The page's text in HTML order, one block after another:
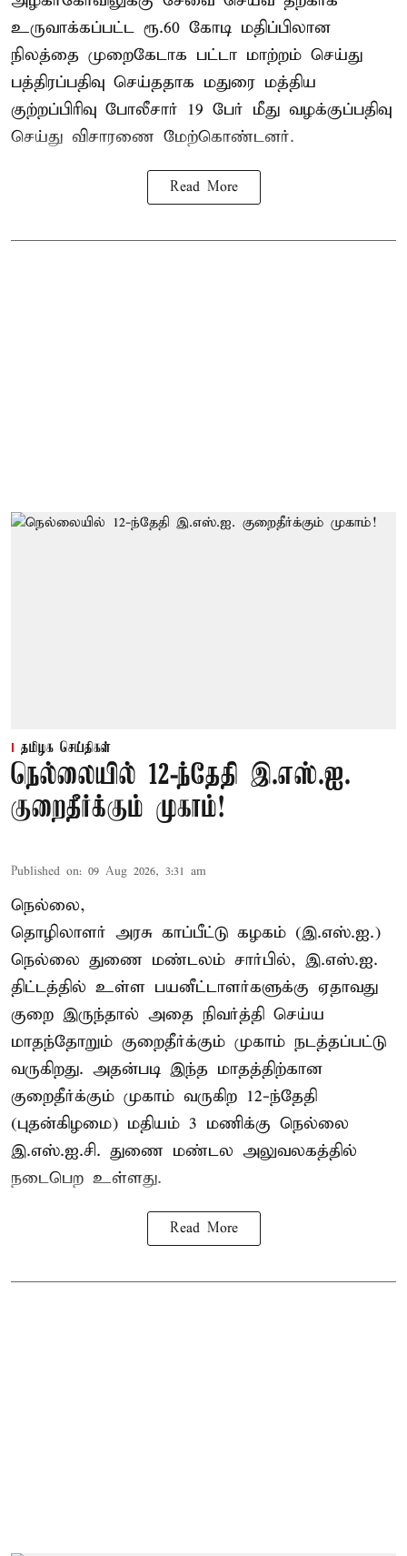
உருவாக்கப்பட்ட ரூ.60 கோடி மதிப்பிலான
நிலத்தை முறைகேடாக பட்டா மாற்றம் செய்து
பத்திரப்பதிவு செய்ததாக மதுரை மத்திய
குற்றப்பிரிவு போலீசார் 19 பேர் மீது வழக்குப்பதிவு
செய்து விசாரணை மேற்கொண்டனர்.
Read More
தமிழக செய்திகள்
நெல்லையில் 12-ந்தேதி இ.எஸ்.ஐ.
குறைதீர்க்கும் முகாம்!
Published on: 09 Aug 2026, 3:31 am
நெல்லை,
தொழிலாளர் அரசு காப்பீட்டு கழகம் (இ.எஸ்.ஐ.)
நெல்லை துணை மண்டலம் சார்பில், இ.எஸ்.ஐ.
திட்டத்தில் உள்ள பயனீட்டாளர்களுக்கு ஏதாவது
குறை இருந்தால் அதை நிவர்த்தி செய்ய
மாதந்தோறும் குறைதீர்க்கும் முகாம் நடத்தப்பட்டு
வருகிறது. அதன்படி இந்த மாதத்திற்கான
குறைதீர்க்கும் முகாம் வருகிற 12-ந்தேதி
(புதன்கிழமை) மதியம் 3 மணிக்கு நெல்லை
இ.எஸ்.ஐ.சி. துணை மண்டல அலுவலகத்தில்
நடைபெற உள்ளது.
Read More